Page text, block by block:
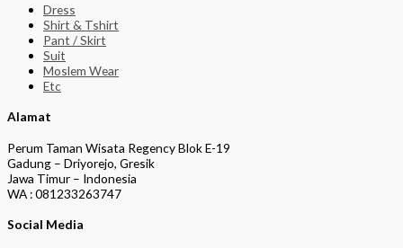
Dress
Shirt & Tshirt
Pant / Skirt
Suit
Moslem Wear
Etc
Alamat
Perum Taman Wisata Regency Blok E-19
Gadung – Driyorejo, Gresik
Jawa Timur – Indonesia
WA : 081233263747
Social Media